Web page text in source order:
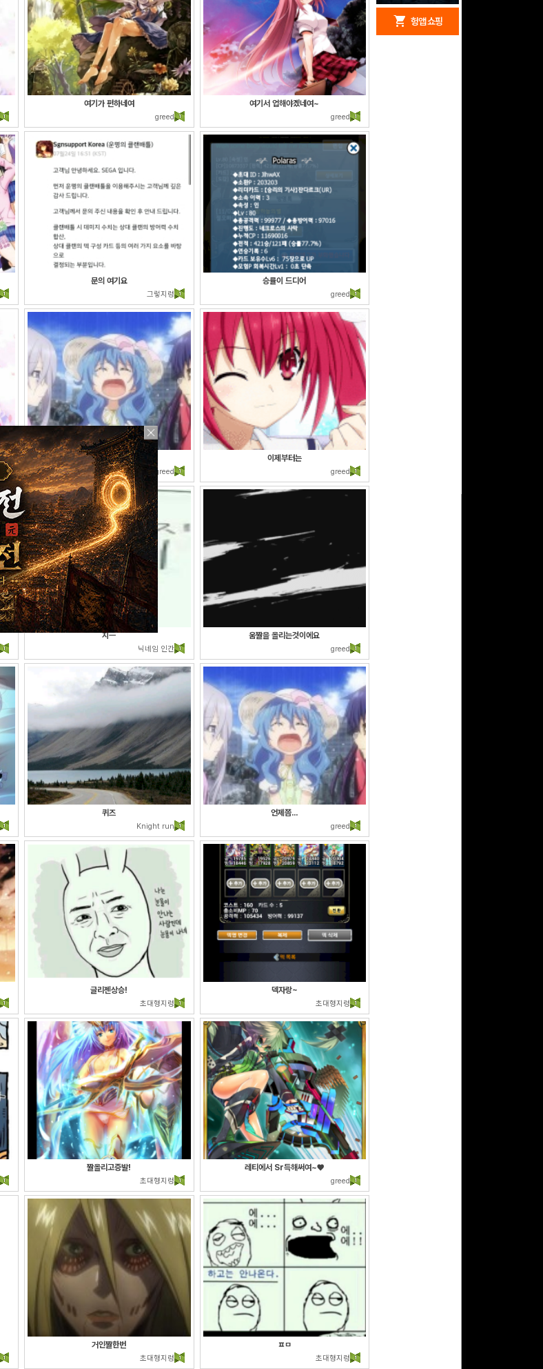
여기가 편하네여
greed
여기서 업해야겠네여~
greed
문의 여기요
그렇지렁
승률이 드디어
greed
흑...
greed
이제부터는
greed
지ㅡ
닉네임 인간
움짤을 올리는것이에요
greed
퀴즈
Knight run
언제쯤...
greed
글리젠상승!
초대형지렁
덱자랑~
초대형지렁
짤올리고증발!
초대형지렁
레티에서 Sr득해써여~♥
greed
거인짤한번
초대형지렁
ㅍㅁ
초대형지렁
redeem 헝앱 경품
구글 플레이 기프트카드
구글 플레이 기프트카드
15,000원 (추첨)
shopping_cart